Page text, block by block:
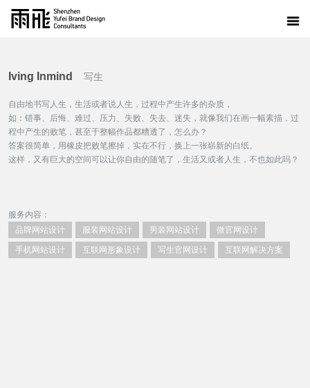
Iving Inmind 写生
自由地书写人生，生活或者说人生，过程中产生许多的杂质，
如：错事、后悔、难过、压力、失败、失去、迷失，就像我们在画一幅素描，过
程中产生的败笔，甚至于整幅作品都糟透了，怎么办？
答案很简单，用橡皮把败笔擦掉，实在不行，换上一张崭新的白纸。
这样，又有巨大的空间可以让你自由的随笔了，生活又或者人生，不也如此吗？
服务内容：
品牌网站设计
服装网站设计 男装网站设计 微官网设计
手机网站设计 互联网形象设计 写生官网设计 互联网解决方案